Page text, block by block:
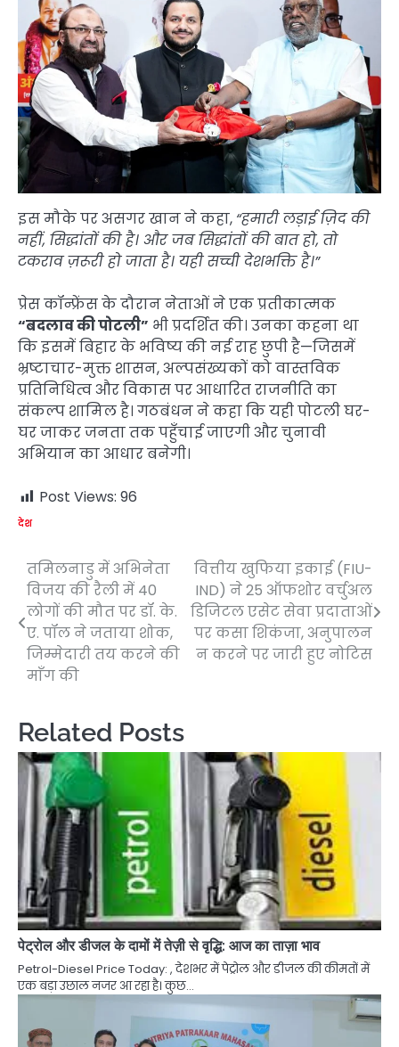
इस मौके पर असगर खान ने कहा, “हमारी लड़ाई ज़िद की
नहीं, सिद्धांतों की है। और जब सिद्धांतों की बात हो, तो
टकराव ज़रूरी हो जाता है। यही सच्ची देशभक्ति है।”
प्रेस कॉन्फ्रेंस के दौरान नेताओं ने एक प्रतीकात्मक
“बदलाव की पोटली” भी प्रदर्शित की। उनका कहना था
कि इसमें बिहार के भविष्य की नई राह छुपी है—जिसमें
भ्रष्टाचार-मुक्त शासन, अल्पसंख्यकों को वास्तविक
प्रतिनिधित्व और विकास पर आधारित राजनीति का
संकल्प शामिल है। गठबंधन ने कहा कि यही पोटली घर-
घर जाकर जनता तक पहुँचाई जाएगी और चुनावी
अभियान का आधार बनेगी।
Post Views: 96
देश
Post
navigation
तमिलनाडु में अभिनेता
विजय की रैली में 40
लोगों की मौत पर डॉ. के.
ए. पॉल ने जताया शोक,
जिम्मेदारी तय करने की
माँग की
वित्तीय खुफिया इकाई (FIU-
IND) ने 25 ऑफशोर वर्चुअल
डिजिटल एसेट सेवा प्रदाताओं
पर कसा शिकंजा, अनुपालन
न करने पर जारी हुए नोटिस
Related Posts
पेट्रोल और डीजल के दामों में तेज़ी से वृद्धि: आज का ताज़ा भाव
Petrol-Diesel Price Today: , देशभर में पेट्रोल और डीजल की कीमतों में
एक बड़ा उछाल नजर आ रहा है। कुछ…